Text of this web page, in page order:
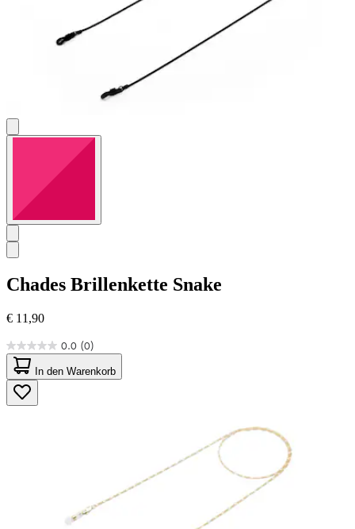
Chades Brillenkette Snake
€ 11,90
0.0 (0)
0.0
von
5
Sternen.
In den Warenkorb